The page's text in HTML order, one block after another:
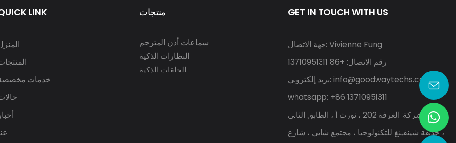
LINK
خدمات
أخبار
منتجات
سماعات أذن المترجم
النظارات الذكية
الحلقات الذكية
GET IN TOUCH WITH US
جهة الاتصال: Vivienne Fung
رقم الاتصال: +86 13710951311
بريد إلكتروني: info@goodwaytechs.com
whatsapp: +86 13710951311
عنوان الشركة: الغرفة 202 ، نورث أ ، الطابق الثاني
، حديقة شينفينغ للتكنولوجيا ، مجتمع شايي ، شارع